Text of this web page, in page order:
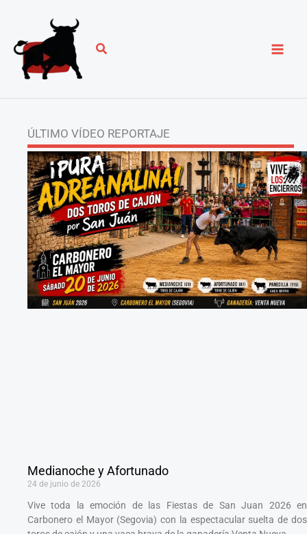
contenido
ÚLTIMO VÍDEO REPORTAJE
Medianoche y Afortunado
24 de junio de 2026
Vive toda la emoción de las Fiestas de San Juan 2026 en
Carbonero el Mayor (Segovia) con la espectacular suelta de dos